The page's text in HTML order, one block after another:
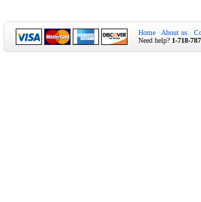
Home About us
Need help? 1-718-